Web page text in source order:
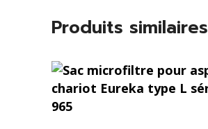
humide
Johnny
Vac
JV400
Produits similaires